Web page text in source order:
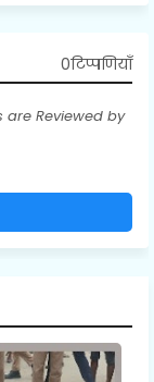
0टिप्पणियाँ
are Reviewed by